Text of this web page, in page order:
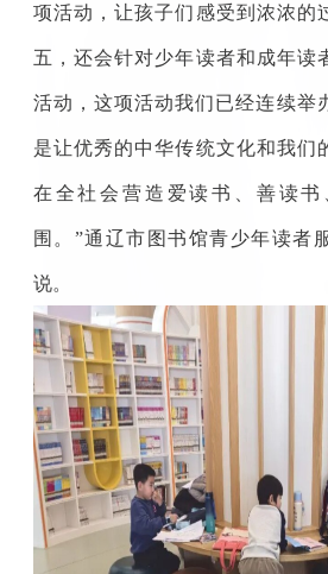
项活动，让孩子们感受到浓浓的
五，还会针对少年读者和成年读
活动，这项活动我们已经连续举
是让优秀的中华传统文化和我们
在全社会营造爱读书、善读
围。”通辽市图书馆青少年读者
说。